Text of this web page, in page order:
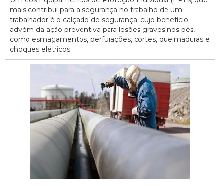
mais contribui para a segurança no trabalho de um
trabalhador é o calçado de segurança, cujo benefício
advém da ação preventiva para lesões graves nos pés,
como esmagamentos, perfurações, cortes, queimaduras e
choques elétricos.